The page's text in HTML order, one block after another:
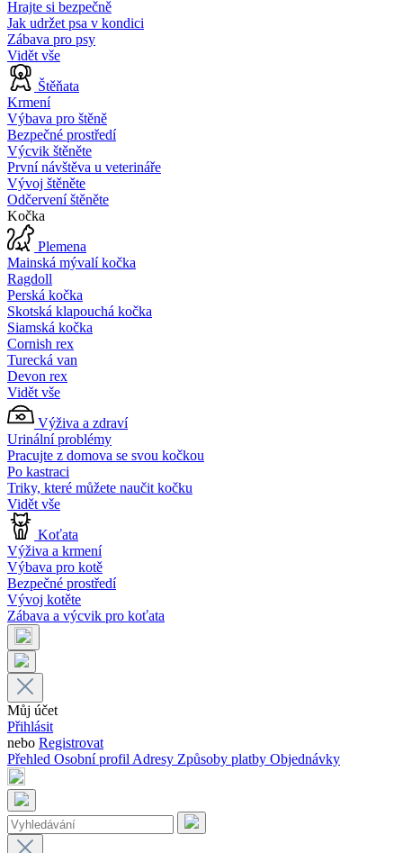
Hrajte si bezpečně
Jak udržet psa v kondici
Zábava pro psy
Vidět vše
Štěňata
Krmení
Výbava pro štěně
Bezpečné prostředí
Výcvik štěněte
První návštěva u veterináře
Vývoj štěněte
Odčervení štěněte
Kočka
Plemena
Mainská mývalí kočka
Ragdoll
Perská kočka
Skotská klapouchá kočka
Siamská kočka
Cornish rex
Turecká van
Devon rex
Vidět vše
Výživa a zdraví
Urinální problémy
Pracujte z domova se svou kočkou
Po kastraci
Triky, které můžete naučit kočku
Vidět vše
Koťata
Výživa a krmení
Výbava pro kotě
Bezpečné prostředí
Vývoj kotěte
Zábava a výcvik pro koťata
Můj účet
Přihlásit
nebo Registrovat
Přehled Osobní profilAdresy Způsoby platby Objednávky